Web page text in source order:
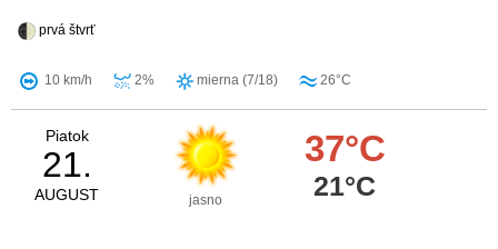
prvá štvrť
10 km/h 2% mierna (7/18) 26°C
Piatok
21.
AUGUST jasno
37°C
21°C